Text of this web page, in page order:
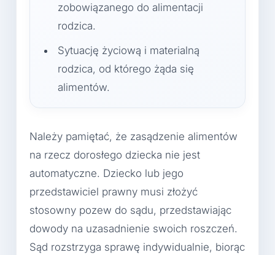
zobowiązanego do alimentacji
rodzica.
Sytuację życiową i materialną
rodzica, od którego żąda się
alimentów.
Należy pamiętać, że zasądzenie alimentów
na rzecz dorosłego dziecka nie jest
automatyczne. Dziecko lub jego
przedstawiciel prawny musi złożyć
stosowny pozew do sądu, przedstawiając
dowody na uzasadnienie swoich roszczeń.
Sąd rozstrzyga sprawę indywidualnie, biorąc